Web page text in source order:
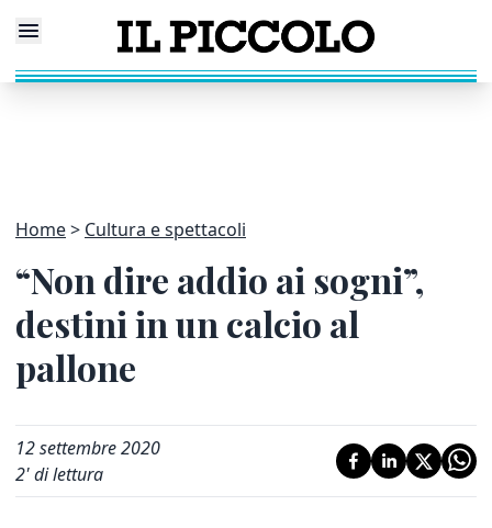
Home Cultura e spettacoli
“Non dire addio ai sogni”,
destini in un calcio al
pallone
12 settembre 2020
2' di lettura